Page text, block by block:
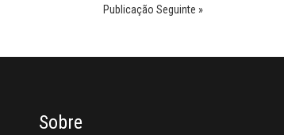
Publicação Seguinte »
Sobre